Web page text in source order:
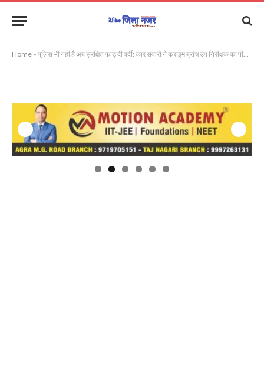
Home » पुलिस भी नही है अब सुरक्षित फाड़ दी वर्दी: कार सवारों ने क्राइम ब्रांच उप निरीक्षक का पीछा कर की मारपीट